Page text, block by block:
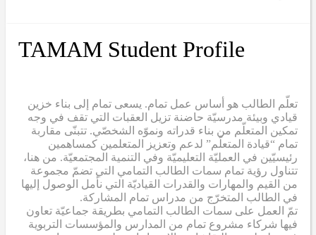
TAMAM Student Profile
تعلّم الطالب هو أساس عمل تمام. يسعى تمام إلى بناء خزين
قيادي وبيئة مدرسيّة حاضنة تزيل العقبات التي تقف في وجه
تمكين المتعلّم من بناء قدراته ونموّه الشخصّي. تتبنّى مقاربة
تمام “قيادة المتعلّم” لدعم وتعزيز المتعلمين كمساهمين
رئيسيّين في العمليّة التعليميّة وفي التنمية المجتمعيّة. من هنا،
تتناول رؤية تمام سمات الطالب التمامي التي تضمّ مجموعة
من القيم والمهارات والقدرات القياديّة التي نأمل الوصول إليها
في الطالب المتخرّج من مدراس تمام المشاركة.
تمّ العمل على سمات الطالب التمامي بطريقة جماعيّة تعاون
فيها شركاء مشروع تمام من المدارس والمؤسسات التربوية